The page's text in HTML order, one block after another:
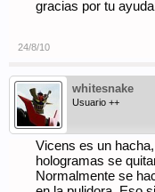
gracias por tu
24/8/10
whitesnake
Usuario ++
Vicens es un
hologramas se
Normalmente se